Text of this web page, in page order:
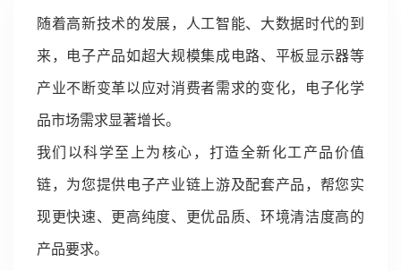
随着高新技术的发展，人工智能、大数据时代的到
来，电子产品如超大规模集成电路、平板显示器等
产业不断变革以应对消费者需求的变化，电子化学
品市场需求显著增长。
我们以科学至上为核心，打造全新化工产品价值
链，为您提供电子产业链上游及配套产品，帮您实
现更快速、更高纯度、更优品质、环境清洁度高的
产品要求。